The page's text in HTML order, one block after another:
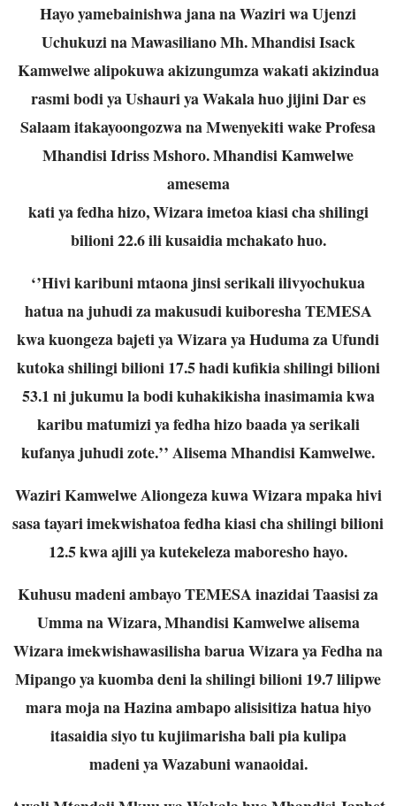
Hayo yamebainishwa jana na Waziri wa Ujenzi
Uchukuzi na Mawasiliano Mh. Mhandisi Isack
Kamwelwealipokuwa akizungumza wakati akizindua
rasmi bodi ya Ushauri ya Wakala huo jijini Dar es
Salaamitakayoongozwa na Mwenyekiti wake Profesa
Mhandisi Idriss Mshoro. Mhandisi Kamwelwe
amesema
kati ya fedha hizo, Wizara imetoa kiasi cha shilingi
bilioni 22.6 ili kusaidia mchakato huo.
‘’Hivi karibuni mtaona jinsi serikali ilivyochukua
hatua na juhudi za makusudi kuiboresha TEMESA
kwakuongeza bajeti ya Wizara ya Huduma za Ufundi
kutoka shilingi bilioni 17.5 hadi kufikia shilingi bilioni
53.1 ni jukumu la bodi kuhakikisha inasimamia kwa
karibu matumizi ya fedha hizo baada ya serikali
kufanya juhudi zote.’’ Alisema Mhandisi Kamwelwe.
Waziri Kamwelwe Aliongeza kuwa Wizara mpaka hivi
sasa tayari imekwishatoa fedha kiasi cha shilingibilioni
12.5 kwa ajili ya kutekeleza maboresho hayo.
Kuhusu madeni ambayo TEMESA inazidai Taasisi za
Umma na Wizara, Mhandisi Kamwelwe alisema
Wizara imekwishawasilisha barua Wizara ya Fedha na
Mipango ya kuomba deni la shilingi bilioni 19.7lilipwe
mara moja na Hazina ambapo alisisitiza hatua hiyo
itasaidia siyo tu kujiimarisha bali pia kulipa
madeni ya Wazabuni wanaoidai.